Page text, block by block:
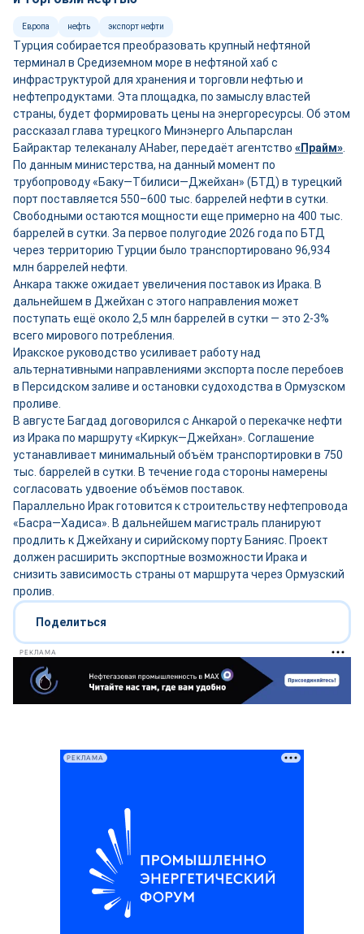
Европа нефть экспорт нефти
Турция собирается преобразовать крупный нефтяной
терминал в Средиземном море в нефтяной хаб с
инфраструктурой для хранения и торговли нефтью и
нефтепродуктами. Эта площадка, по замыслу властей
страны, будет формировать цены на энергоресурсы. Об этом
рассказал глава турецкого Минэнерго Альпарслан
Байрактар телеканалу AHaber, передаёт агентство «Прайм»
По данным министерства, на данный момент по
трубопроводу «Баку—Тбилиси—Джейхан» (БТД) в турецкий
порт поставляется 550–600 тыс. баррелей нефти в сутки.
Свободными остаются мощности ещепримерно на 400 тыс.
баррелей в сутки. За первое полугодие 2026 года по БТД
через территорию Турции было транспортировано 96,934
млн баррелей нефти.
Анкара также ожидает увеличения поставок из Ирака. В
дальнейшем в Джейхан с этого направления может
поступать ещё около 2,5 млн баррелей в сутки — это 2-3%
всего мирового потребления.
Иракское руководство усиливает работу над
альтернативными направлениями экспорта после перебоев
в Персидском заливе и остановки судоходства в Ормузском
проливе.
В августе Багдад договорился с Анкарой о перекачке нефти
из Ирака по маршруту «Киркук—Джейхан». Соглашение
устанавливает минимальный объём транспортировки в 750
тыс. баррелей в сутки. В течение года стороны намерены
согласовать удвоение объёмов поставок.
Параллельно Ирак готовится к строительству нефтепровода
«Басра—Хадиса». В дальнейшем магистраль планируют
продлить к Джейхану и сирийскому порту Банияс. Проект
должен расширить экспортные возможности Ирака и
снизить зависимость страны от маршрута через Ормузский
пролив.
Поделиться
РЕКЛАМА
РЕКЛАМА